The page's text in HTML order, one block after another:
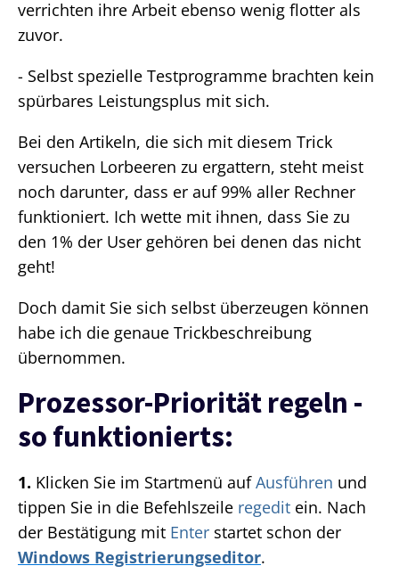
verrichten ihre Arbeit ebenso wenig flotter als
zuvor.
- Selbst spezielle Testprogramme brachten kein
spürbares Leistungsplus mit sich.
Bei den Artikeln, die sich mit diesem Trick
versuchen Lorbeeren zu ergattern, steht meist
noch darunter, dass er auf 99% aller Rechner
funktioniert. Ich wette mit ihnen, dass Sie zu
den 1% der User gehören bei denen das nicht
geht!
Doch damit Sie sich selbst überzeugen können
habe ich die genaue Trickbeschreibung
übernommen.
Prozessor-Priorität regeln -
so funktionierts:
1. Klicken Sie im Startmenü aufAusführen und
tippen Sie in die Befehlszeile regedit ein. Nach
der Bestätigung mit Enter startet schon der
Windows Registrierungseditor.